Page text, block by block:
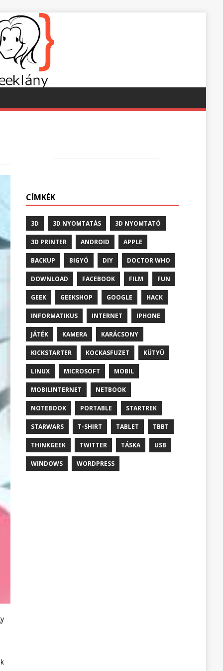
CÍMKÉK
3D 3D NYOMTATÁS 3D NYOMTATÓ
3D PRINTER ANDROID APPLE
BACKUP BIGYÓ DIY DOCTOR WHO
DOWNLOAD FACEBOOK FILM FUN
GEEK GEEKSHOP GOOGLE HACK
INFORMATIKUS INTERNET IPHONE
JÁTÉK KAMERA KARÁCSONY
KICKSTARTER KOCKASFUZET KÜTYÜ
LINUX MICROSOFT MOBIL
MOBILINTERNET NETBOOK
NOTEBOOK PORTABLE STARTREK
STARWARS T-SHIRT TABLET TBBT
THINKGEEK TWITTER TÁSKA USB
WINDOWS WORDPRESS